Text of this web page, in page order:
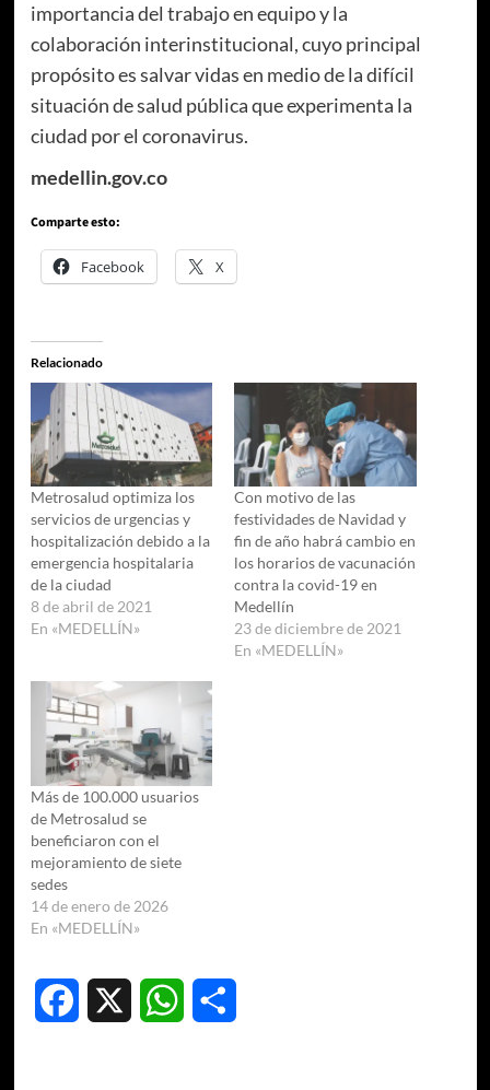
importancia del trabajo en equipo y la
colaboración interinstitucional, cuyo principal
propósito es salvar vidas en medio de la difícil
situación de salud pública que experimenta la
ciudad por el coronavirus.
medellin.gov.co
Comparte esto:
Facebook X
Relacionado
Metrosalud optimiza los
servicios de urgencias y
hospitalización debido a la
emergencia hospitalaria
de la ciudad
8 de abril de 2021
En «MEDELLÍN»
Con motivo de las
festividades de Navidad y
fin de año habrá cambio en
los horarios de vacunación
contra la covid-19 en
Medellín
23 de diciembre de 2021
En «MEDELLÍN»
Más de 100.000 usuarios
de Metrosalud se
beneficiaron con el
mejoramiento de siete
sedes
14 de enero de 2026
En «MEDELLÍN»
Facebook WhatsApp